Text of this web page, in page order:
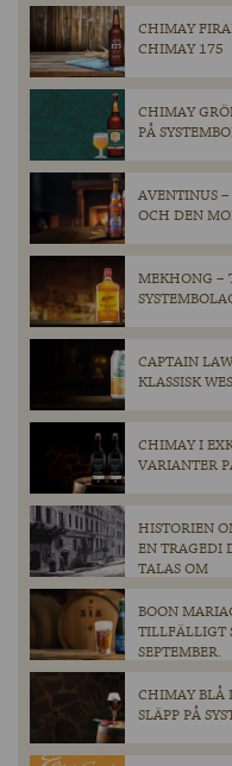
CHIMAY
CHIMAY 175
CHIMAY
PÅ
AVENTINUS
OCH DEN
MEKHONG –
CAPTAIN
KLASSISK
CHIMAY I
VARIANTER
HISTORIEN
EN TRAGEDI
TALAS OM
BOON
TILLFÄLLIGT
SEPTEMBER.
CHIMAY BLÅ
SLÄPP PÅ